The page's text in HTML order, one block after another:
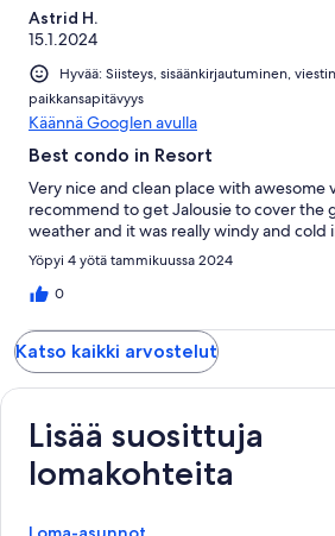
Astrid H.
15.1.2024
Hyvää: Siisteys, sisäänkirjautuminen,
paikkansapitävyys
Käännä Googlen avulla
Best condo in Resort
Very nice and clean place with awesome
recommend to get Jalousie to cover the
weather and it was really windy and cold
Yöpyi 4 yötä tammikuussa 2024
0
Katso kaikki arvostelut
Lisää suosittuja
lomakohteita